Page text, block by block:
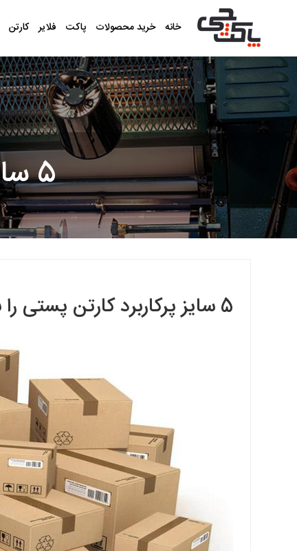
خانه خرید محصولات پاکت فلایر کارتن
5 سایز پرکاربرد کارتن پستی را بشناسید
5 سایز پرکاربرد کارتن پستی را بشناسید